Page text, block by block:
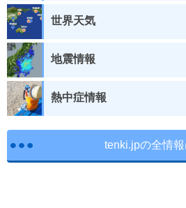
世界天気
地震情報
熱中症情報
tenki.jpの全情